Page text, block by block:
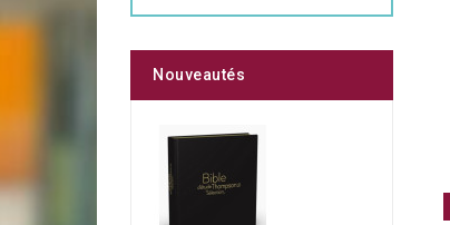
Nouveautés